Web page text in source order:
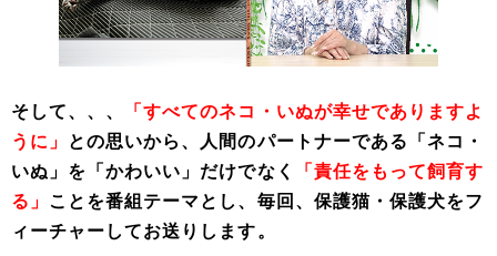
そして、、、
「すべてのネコ・いぬが幸せでありますよ
うに」
との思いから、人間のパートナーである「ネコ・
いぬ」を「かわいい」だけでなく
「責任をもって飼育す
る」
ことを番組テーマとし、毎回、保護猫・保護犬をフ
ィーチャーしてお送りします。